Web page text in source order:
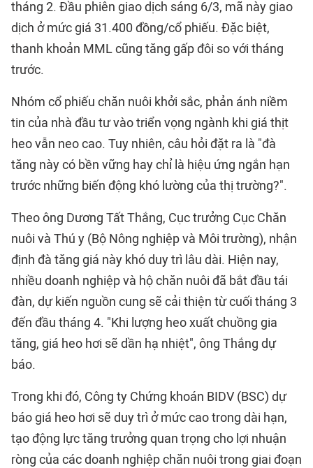
tháng 2. Đầu phiên giao dịch sáng 6/3, mã này giao
dịch ở mức giá 31.400 đồng/cổ phiếu. Đặc biệt,
thanh khoản MML cũng tăng gấp đôi so với tháng
trước.
Nhóm cổ phiếu chăn nuôi khởi sắc, phản ánh niềm
tin của nhà đầu tư vào triển vọng ngành khi giá thịt
heo vẫn neo cao. Tuy nhiên, câu hỏi đặt ra là "đà
tăng này có bền vững hay chỉ là hiệu ứng ngắn hạn
trước những biến động khó lường của thị trường?".
Theo ông Dương Tất Thắng, Cục trưởng Cục Chăn
nuôi và Thú y (Bộ Nông nghiệp và Môi trường), nhận
định đà tăng giá này khó duy trì lâu dài. Hiện nay,
nhiều doanh nghiệp và hộ chăn nuôi đã bắt đầu tái
đàn, dự kiến nguồn cung sẽ cải thiện từ cuối tháng 3
đến đầu tháng 4. "Khi lượng heo xuất chuồng gia
tăng, giá heo hơi sẽ dần hạ nhiệt", ông Thắng dự
báo.
Trong khi đó, Công ty Chứng khoán BIDV (BSC) dự
báo giá heo hơi sẽ duy trì ở mức cao trong dài hạn,
tạo động lực tăng trưởng quan trọng cho lợi nhuận
ròng của các doanh nghiệp chăn nuôi trong giai đoạn